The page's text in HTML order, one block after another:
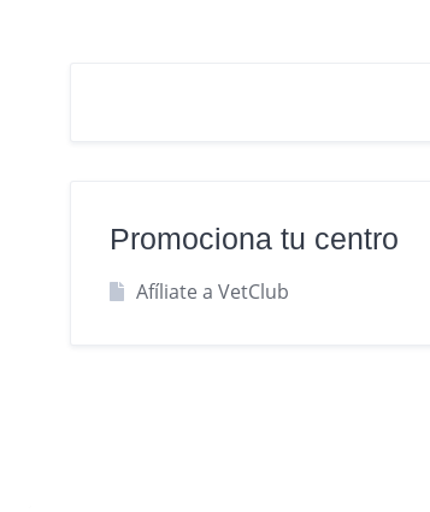
Promociona tu centro
Afíliate a VetClub